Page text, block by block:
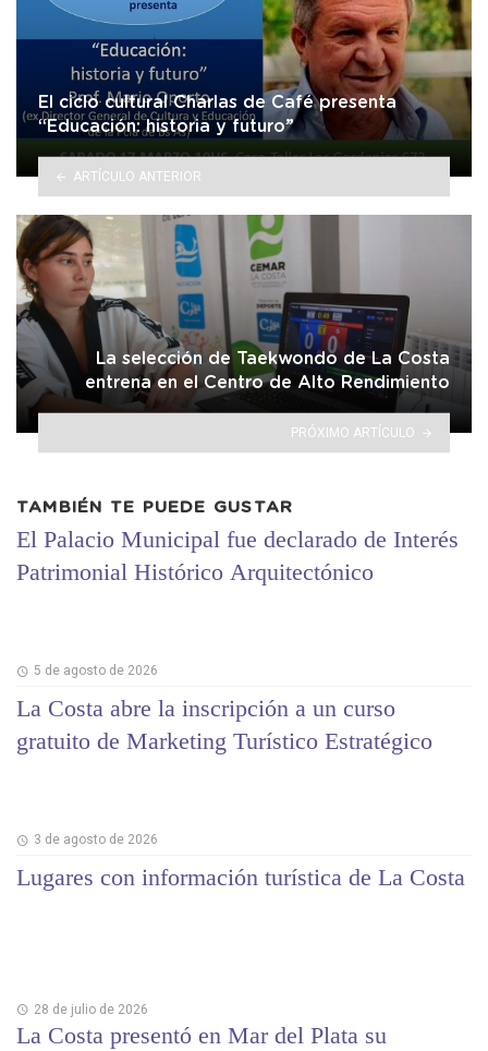
El ciclo cultural Charlas de Café presenta
“Educación: historia y futuro”
ARTÍCULO ANTERIOR
La selección de Taekwondo de La Costa
entrena en el Centro de Alto Rendimiento
PRÓXIMO ARTÍCULO
TAMBIÉN TE PUEDE GUSTAR
El Palacio Municipal fue declarado de Interés
Patrimonial Histórico Arquitectónico
5 de agosto de 2026
La Costa abre la inscripción a un curso
gratuito de Marketing Turístico Estratégico
3 de agosto de 2026
Lugares con información turística de La Costa
28 de julio de 2026
La Costa presentó en Mar del Plata su